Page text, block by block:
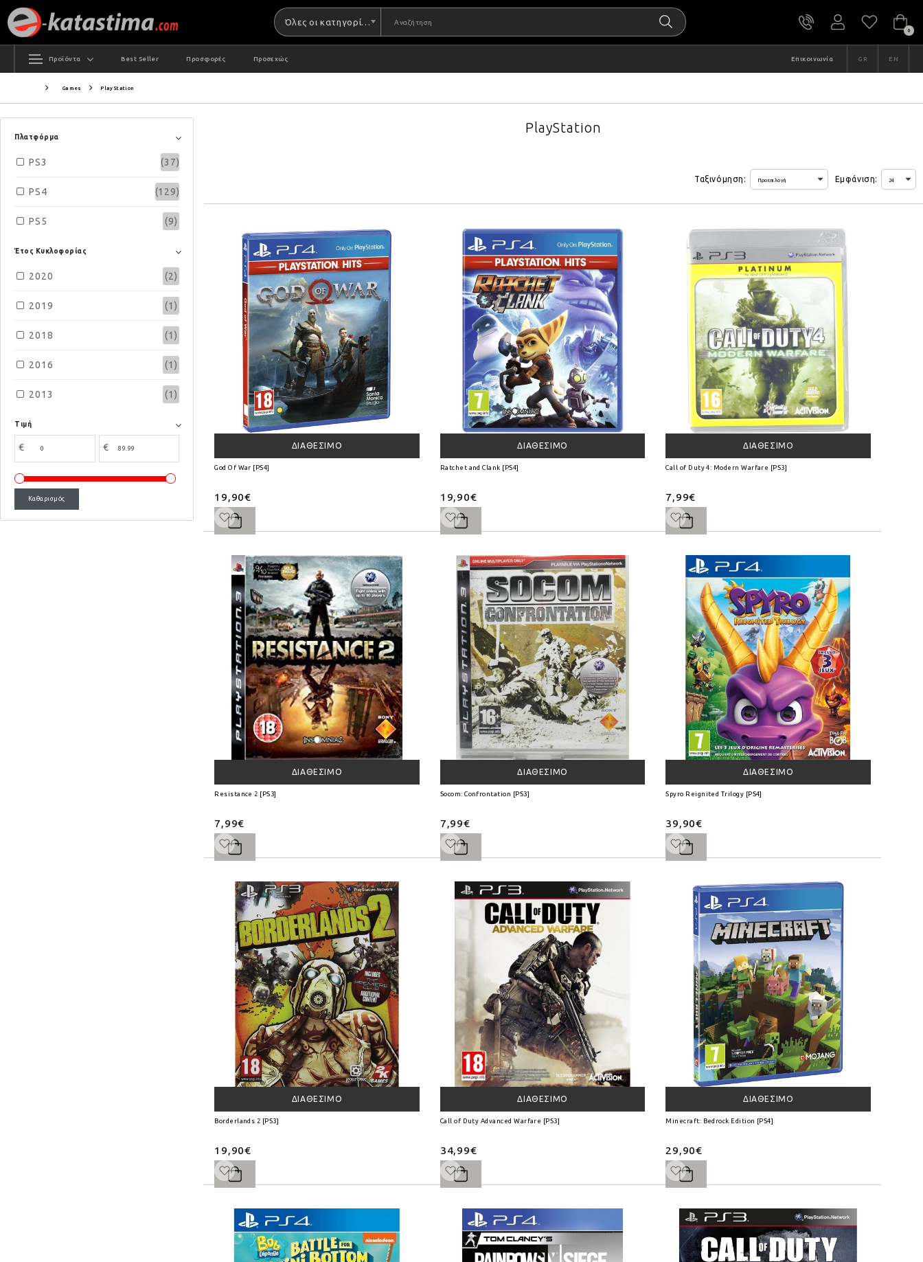
Όλες οι κατηγορίες
0
Προϊόντα Best Seller Προσφορές Προσεχώς Επικοινωνία GR EN
Games PlayStation
Πλατφόρμα
PS3 (37)
PS4 (129)
PS5 (9)
Έτος Κυκλοφορίας
2020 (2)
2019 (1)
2018 (1)
2016 (1)
2013 (1)
Τιμή
€ €
Καθαρισμός
PlayStation
Ταξινόμηση: Εμφάνιση:
ΔΙΑΘΈΣΙΜΟ
God Of War [PS4]
19,90€
ΔΙΑΘΈΣΙΜΟ
Ratchet and Clank [PS4]
19,90€
ΔΙΑΘΈΣΙΜΟ
Call of Duty 4: Modern Warfare [PS3]
7,99€
ΔΙΑΘΈΣΙΜΟ
Resistance 2 [PS3]
7,99€
ΔΙΑΘΈΣΙΜΟ
Socom: Confrontation [PS3]
7,99€
ΔΙΑΘΈΣΙΜΟ
Spyro Reignited Trilogy [PS4]
39,90€
ΔΙΑΘΈΣΙΜΟ
Borderlands 2 [PS3]
19,90€
ΔΙΑΘΈΣΙΜΟ
Call of Duty Advanced Warfare [PS3]
34,99€
ΔΙΑΘΈΣΙΜΟ
Minecraft: Bedrock Edition [PS4]
29,90€